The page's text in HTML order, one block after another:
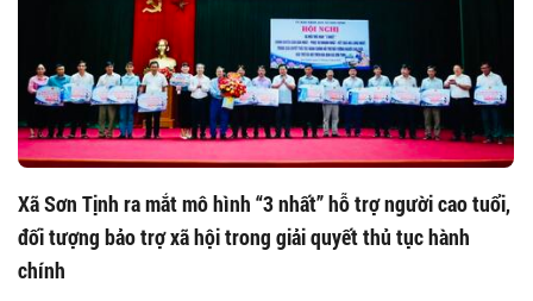
Xã Sơn Tịnh ra mắt mô hình “3 nhất” hỗ trợ người cao tuổi,
đối tượng bảo trợ xã hội trong giải quyết thủ tục hành
chính